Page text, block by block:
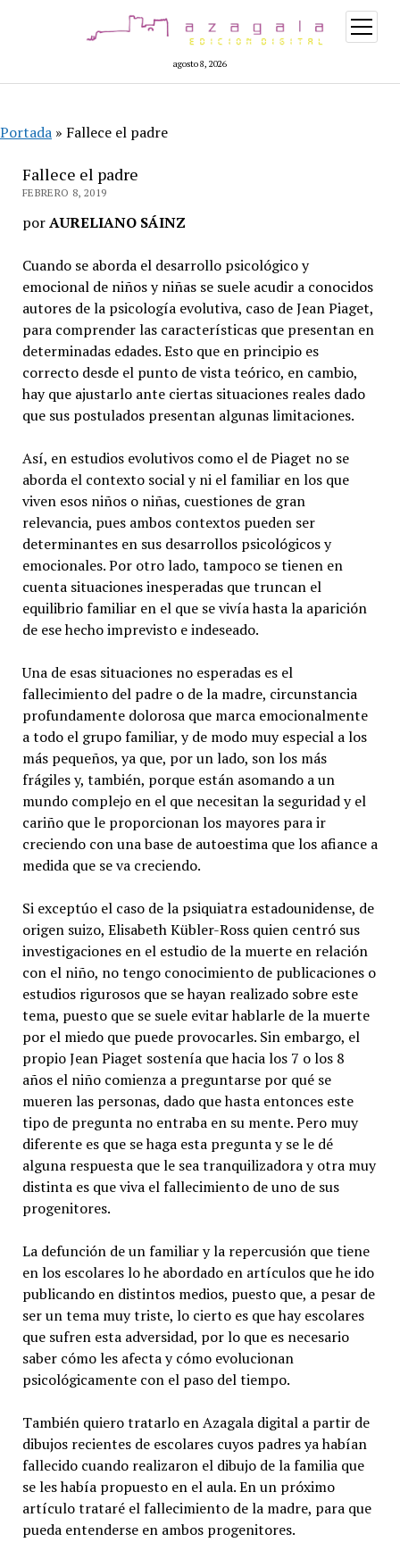
agosto 8, 2026
abrir
menú
Portada » Fallece el padre
Fallece el padre
FEBRERO 8, 2019
porAURELIANO SÁINZ
Cuando se aborda el desarrollo psicológico y
emocional de niños y niñas se suele acudir a conocidos
autores de la psicología evolutiva, caso de Jean Piaget,
para comprender las características que presentan en
determinadas edades. Esto que en principio es
correcto desde el punto de vista teórico, en cambio,
hay que ajustarlo ante ciertas situaciones reales dado
que sus postulados presentan algunas limitaciones.
Así, en estudios evolutivos como el de Piaget no se
aborda el contexto social y ni el familiar en los que
viven esos niños o niñas, cuestiones de gran
relevancia, pues ambos contextos pueden ser
determinantes en sus desarrollos psicológicos y
emocionales. Por otro lado, tampoco se tienen en
cuenta situaciones inesperadas que truncan el
equilibrio familiar en el que se vivía hasta la aparición
de ese hecho imprevisto e indeseado.
Una de esas situaciones no esperadas es el
fallecimiento del padre o de la madre, circunstancia
profundamente dolorosa que marca emocionalmente
a todo el grupo familiar, y de modo muy especial a los
más pequeños, ya que, por un lado, son los más
frágiles y, también, porque están asomando a un
mundo complejo en el que necesitan la seguridad y el
cariño que le proporcionan los mayores para ir
creciendo con una base de autoestima que los afiance a
medida que se va creciendo.
Si exceptúo el caso de la psiquiatra estadounidense, de
origen suizo, Elisabeth Kübler-Ross quien centró sus
investigaciones en el estudio de la muerte en relación
con el niño, no tengo conocimiento de publicaciones o
estudios rigurosos que se hayan realizado sobre este
tema, puesto que se suele evitar hablarle de la muerte
por el miedo que puede provocarles. Sin embargo, el
propio Jean Piaget sostenía que hacia los 7 o los 8
años el niño comienza a preguntarse por qué se
mueren las personas, dado que hasta entonces este
tipo de pregunta no entraba en su mente. Pero muy
diferente es que se haga esta pregunta y se le dé
alguna respuesta que le sea tranquilizadora y otra muy
distinta es que viva el fallecimiento de uno de sus
progenitores.
La defunción de un familiar y la repercusión que tiene
en los escolares lo he abordado en artículos que he ido
publicando en distintos medios, puesto que, a pesar de
ser un tema muy triste, lo cierto es que hay escolares
que sufren esta adversidad, por lo que es necesario
saber cómo les afecta y cómo evolucionan
psicológicamente con el paso del tiempo.
También quiero tratarlo en Azagala digital a partir de
dibujos recientes de escolares cuyos padres ya habían
fallecido cuando realizaron el dibujo de la familia que
se les había propuesto en el aula. En un próximo
artículo trataré el fallecimiento de la madre, para que
pueda entenderse en ambos progenitores.